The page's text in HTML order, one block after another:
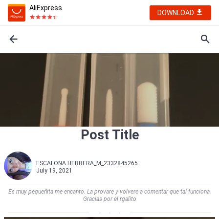
AliExpress
DOWNLOAD
Post Title
ESCALONA HERRERA_M_2332845265
July 19, 2021
Es muy pequeñita me encanto. La provare y volvere a comentar que tal funciona.
Gracias por el rgalito